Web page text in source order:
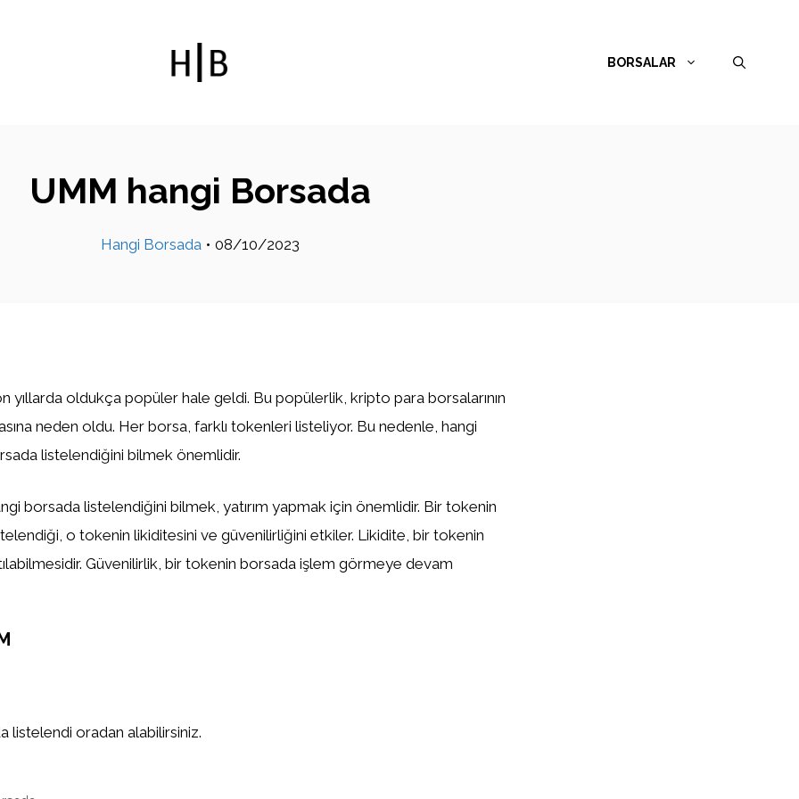
BORSALAR
UMM hangi Borsada
Hangi Borsada • 08/10/2023
yıllarda oldukça popüler hale geldi. Bu popülerlik, kripto para borsalarının
neden oldu. Her borsa, farklı tokenleri listeliyor. Bu nedenle, hangi
listelendiğini bilmek önemlidir.
borsada listelendiğini bilmek, yatırım yapmak için önemlidir. Bir tokenin
o tokenin likiditesini ve güvenilirliğini etkiler. Likidite, bir tokenin
Güvenilirlik, bir tokenin borsada işlem görmeye devam
listelendi oradan alabilirsiniz.